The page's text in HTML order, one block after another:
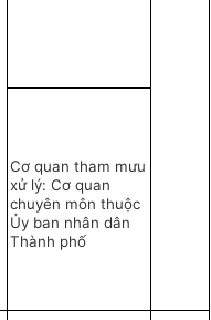
Cơ quan tham mưu
xử lý: Cơ quan
chuyên môn thuộc
Ủy ban nhân dân
Thành phố